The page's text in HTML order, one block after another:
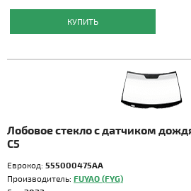
КУПИТЬ
Лобовое стекло с датчиком
C5
Еврокод: 555000475AA
Производитель: FUYAO (FYG)